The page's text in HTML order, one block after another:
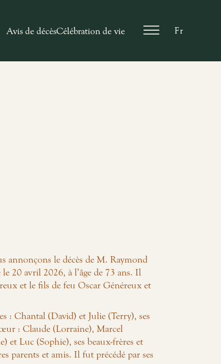
Avis de décèsCélébration de vie
Fr
annonçons le décès de M. Raymond
20 avril 2026, à l’âge de 73 ans. Il
et le fils de feu Oscar Généreux et
: Chantal (David) et Julie (Terry), ses
: Claude (Lorraine), Marcel
et Luc (Sophie), ses beaux-frères et
parents et amis. Il fut précédé par ses